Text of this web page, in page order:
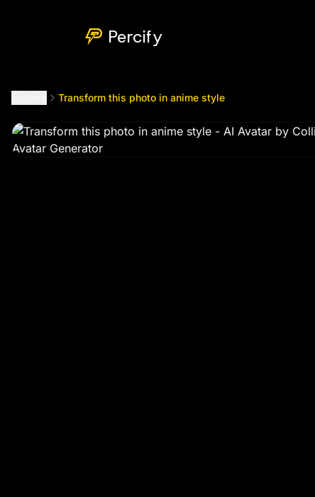
Percify
Transform this photo in anime style